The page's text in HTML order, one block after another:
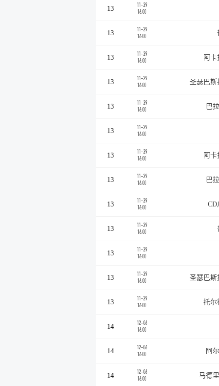
13
11-29
16:00
13
11-29
16:00
13
11-29
16:00
阿
13
11-29
16:00
圣瑟巴斯
13
11-29
16:00
巴
13
11-29
16:00
13
11-29
16:00
阿
13
11-29
16:00
巴
13
11-29
16:00
CD
13
11-29
16:00
13
11-29
16:00
13
11-29
16:00
圣瑟巴斯
13
11-29
16:00
托尔
14
12-06
16:00
14
12-06
16:00
阿
14
12-06
16:00
马德